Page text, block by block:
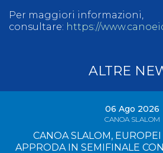
Per maggiori informazioni,
consultare: https://
ALTRE
06 Ago 2026
CANOA SLALOM
CANOA SLALOM,
APPRODA IN SEMIFINALE